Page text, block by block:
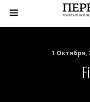
1 Октября,